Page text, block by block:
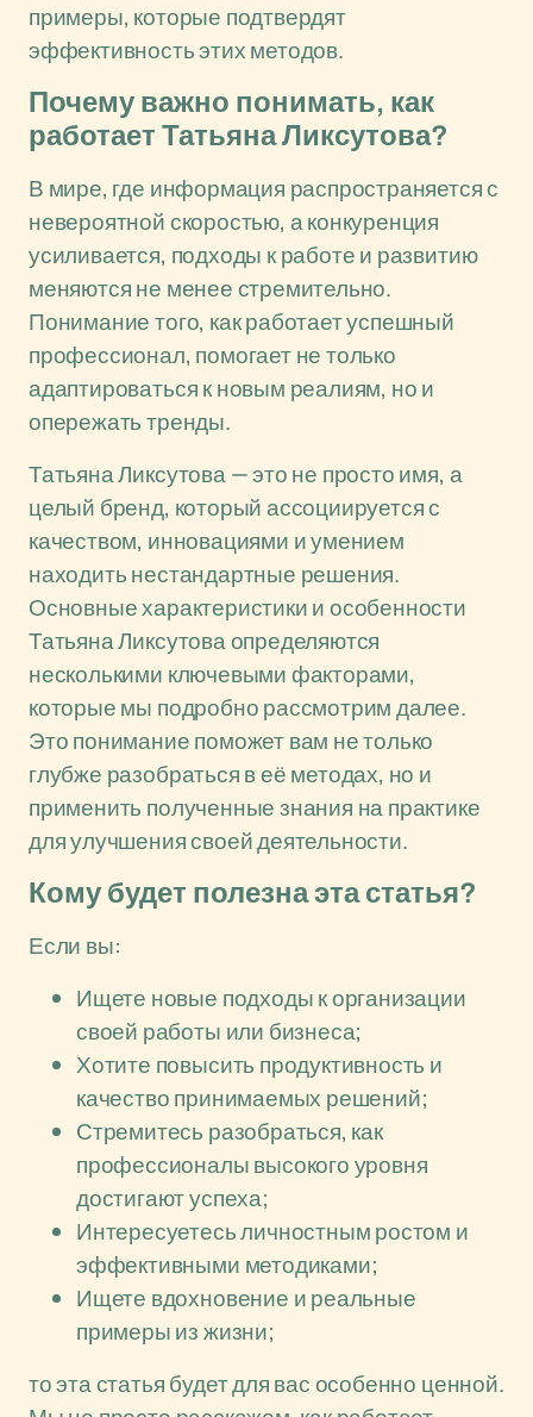
примеры, которые подтвердят
эффективность этих методов.
Почему важно понимать, как
работает Татьяна Ликсутова?
В мире, где информация распространяется с
невероятной скоростью, а конкуренция
усиливается, подходы к работе и развитию
меняются не менее стремительно.
Понимание того, как работает успешный
профессионал, помогает не только
адаптироваться к новым реалиям, но и
опережать тренды.
Татьяна Ликсутова — это не просто имя, а
целый бренд, который ассоциируется с
качеством, инновациями и умением
находить нестандартные решения.
Основные характеристики и особенности
Татьяна Ликсутова определяются
несколькими ключевыми факторами,
которые мы подробно рассмотрим далее.
Это понимание поможет вам не только
глубже разобраться в её методах, но и
применить полученные знания на практике
для улучшения своей деятельности.
Кому будет полезна эта статья?
Если вы:
Ищете новые подходы к организации
своей работы или бизнеса;
Хотите повысить продуктивность и
качество принимаемых решений;
Стремитесь разобраться, как
профессионалы высокого уровня
достигают успеха;
Интересуетесь личностным ростом и
эффективными методиками;
Ищете вдохновение и реальные
примеры из жизни;
то эта статья будет для вас особенно ценной.